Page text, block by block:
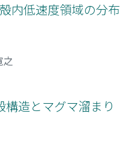
内低速度領域の分布
之
造とマグマ溜まり